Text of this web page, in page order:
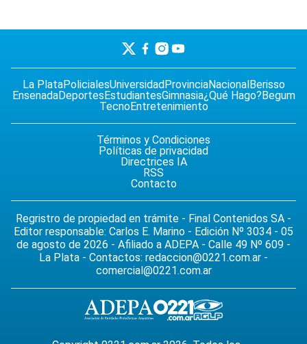
La PlataPolicialesUniversidadProvinciaNacionalBerisso
EnsenadaDeportesEstudiantesGimnasia¿Qué Hago?Begum
TecnoEntretenimiento
Términos y Condiciones
Políticas de privacidad
Directrices IA
RSS
Contacto
Regristro de propiedad en trámite - Final Contenidos SA -
Editor responsable: Carlos E. Marino - Edición Nº 3034 - 05
de agosto de 2026 - Afiliado a ADEPA - Calle 49 Nº 609 -
La Plata - Contactos: redaccion@0221.com.ar -
comercial@0221.com.ar